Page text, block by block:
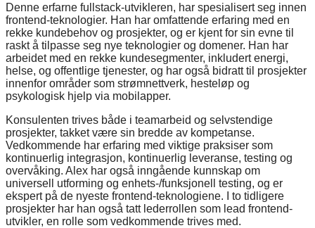
Denne erfarne fullstack-utvikleren, har spesialisert seg innen
frontend-teknologier. Han har omfattende erfaring med en
rekke kundebehov og prosjekter, og er kjent for sin evne til
raskt å tilpasse seg nye teknologier og domener. Han har
arbeidet med en rekke kundesegmenter, inkludert energi,
helse, og offentlige tjenester, og har også bidratt til prosjekter
innenfor områder som strømnettverk, hesteløp og
psykologisk hjelp via mobilapper.
Konsulenten trives både i teamarbeid og selvstendige
prosjekter, takket være sin bredde av kompetanse.
Vedkommende har erfaring med viktige praksiser som
kontinuerlig integrasjon, kontinuerlig leveranse, testing og
overvåking. Alex har også inngående kunnskap om
universell utforming og enhets-/funksjonell testing, og er
ekspert på de nyeste frontend-teknologiene. I to tidligere
prosjekter har han også tatt lederrollen som lead frontend-
utvikler, en rolle som vedkommende trives med.